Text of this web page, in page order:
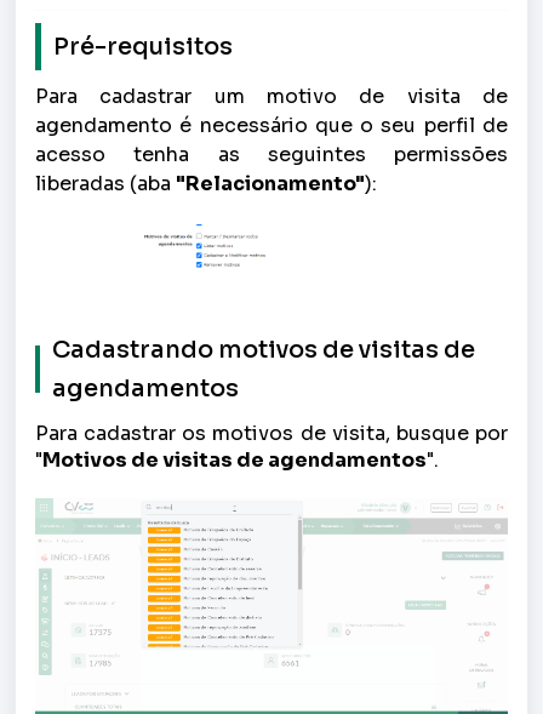
Pré-requisitos
Para cadastrar um motivo de visita de
agendamento é necessário que o seu perfil de
acesso tenha as seguintes permissões
liberadas (aba "Relacionamento"):
Cadastrando motivos de visitas de
agendamentos
Para cadastrar os motivos de visita, busque por
"Motivos de visitas de agendamentos".